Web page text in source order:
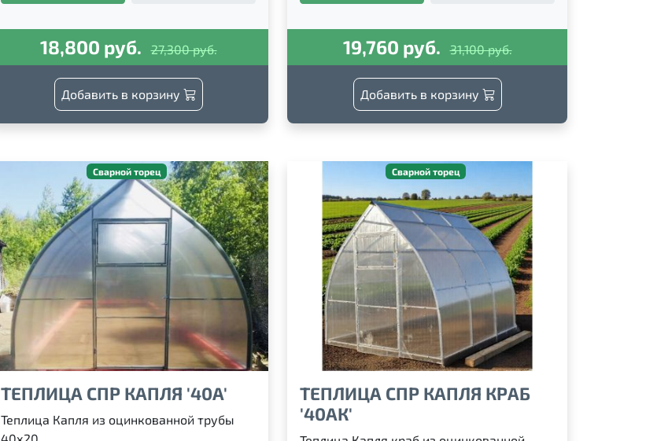
18,800 руб. 27,300 руб.
Добавить в корзину
19,760 руб. 31,100 руб.
Добавить в корзину
Сварной торец
ТЕПЛИЦА СПР КАПЛЯ '40А'
Теплица Капля из оцинкованной трубы
Сварной торец
ТЕПЛИЦА СПР КАПЛЯ КРАБ
'40АК'